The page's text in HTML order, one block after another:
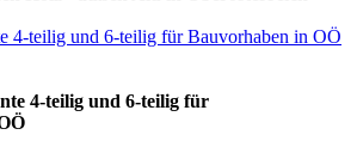
4-teilig und 6-teilig für